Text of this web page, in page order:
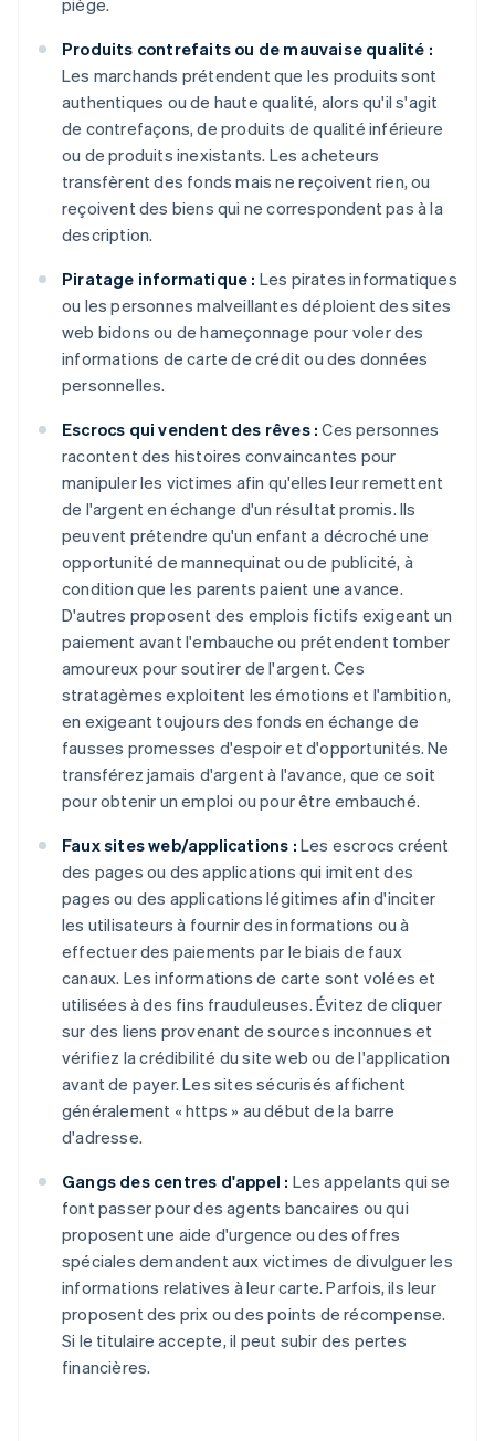
piège.
Produits contrefaits ou de mauvaise qualité :
Les marchands prétendent que les produits sont
authentiques ou de haute qualité, alors qu'il s'agit
de contrefaçons, de produits de qualité inférieure
ou de produits inexistants. Les acheteurs
transfèrent des fonds mais ne reçoivent rien, ou
reçoivent des biens qui ne correspondent pas à la
description.
Piratage informatique : Les pirates informatiques
ou les personnes malveillantes déploient des sites
web bidons ou de hameçonnage pour voler des
informations de carte de crédit ou des données
personnelles.
Escrocs qui vendent des rêves : Ces personnes
racontent des histoires convaincantes pour
manipuler les victimes afin qu'elles leur remettent
de l'argent en échange d'un résultat promis. Ils
peuvent prétendre qu'un enfant a décroché une
opportunité de mannequinat ou de publicité, à
condition que les parents paient une avance.
D'autres proposent des emplois fictifs exigeant un
paiement avant l'embauche ou prétendent tomber
amoureux pour soutirer de l'argent. Ces
stratagèmes exploitent les émotions et l'ambition,
en exigeant toujours des fonds en échange de
fausses promesses d'espoir et d'opportunités. Ne
transférez jamais d'argent à l'avance, que ce soit
pour obtenir un emploi ou pour être embauché.
Faux sites web/applications : Les escrocs créent
des pages ou des applications qui imitent des
pages ou des applications légitimes afin d'inciter
les utilisateurs à fournir des informations ou à
effectuer des paiements par le biais de faux
canaux. Les informations de carte sont volées et
utilisées à des fins frauduleuses. Évitez de cliquer
sur des liens provenant de sources inconnues et
vérifiez la crédibilité du site web ou de l'application
avant de payer. Les sites sécurisés affichent
généralement « https » au début de la barre
d'adresse.
Gangs des centres d'appel : Les appelants qui se
font passer pour des agents bancaires ou qui
proposent une aide d'urgence ou des offres
spéciales demandent aux victimes de divulguer les
informations relatives à leur carte. Parfois, ils leur
proposent des prix ou des points de récompense.
Si le titulaire accepte, il peut subir des pertes
financières.